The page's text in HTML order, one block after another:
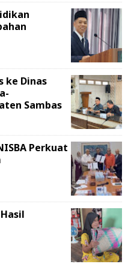
ke Dinas
Sambas
Perkuat